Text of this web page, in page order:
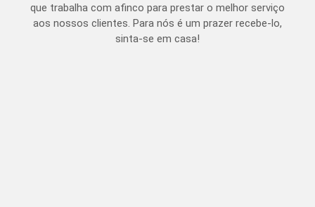
que trabalha com afinco para prestar o melhor serviço
aos nossos clientes. Para nós é um prazer recebe-lo,
sinta-se em casa!